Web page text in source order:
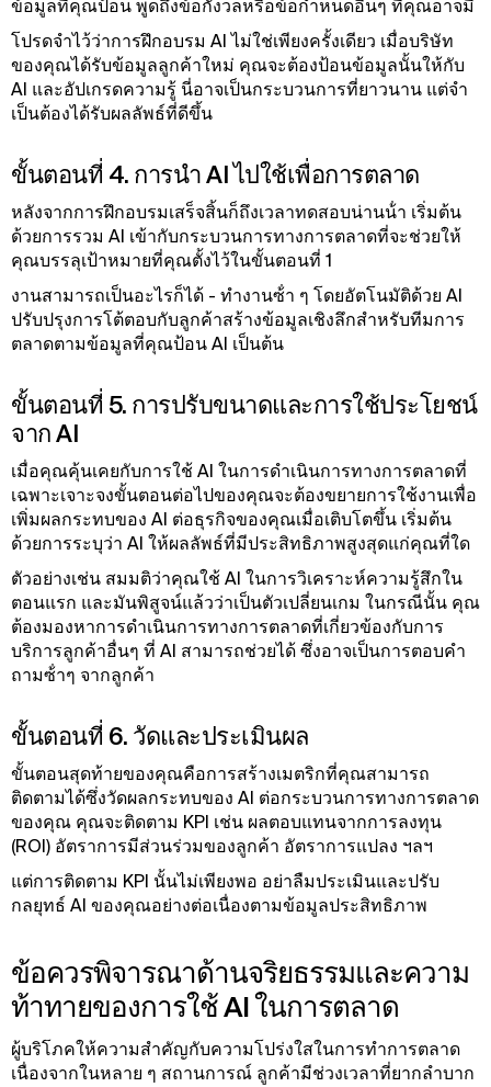
ข้อมูลที่คุณป้อน พูดถึงข้อกังวลหรือข้อกําหนดอื่นๆ ที่คุณอาจมี
โปรดจําไว้ว่าการฝึกอบรม AI ไม่ใช่เพียงครั้งเดียว เมื่อบริษัท
ของคุณได้รับข้อมูลลูกค้าใหม่ คุณจะต้องป้อนข้อมูลนั้นให้กับ
AI และอัปเกรดความรู้ นี่อาจเป็นกระบวนการที่ยาวนาน แต่จํา
เป็นต้องได้รับผลลัพธ์ที่ดีขึ้น
ขั้นตอนที่ 4. การนํา AI ไปใช้เพื่อการตลาด
หลังจากการฝึกอบรมเสร็จสิ้นก็ถึงเวลาทดสอบน่านน้ํา เริ่มต้น
ด้วยการรวม AI เข้ากับกระบวนการทางการตลาดที่จะช่วยให้
คุณบรรลุเป้าหมายที่คุณตั้งไว้ในขั้นตอนที่ 1
งานสามารถเป็นอะไรก็ได้ - ทํางานซ้ํา ๆ โดยอัตโนมัติด้วย AI
ปรับปรุงการโต้ตอบกับลูกค้าสร้างข้อมูลเชิงลึกสําหรับทีมการ
ตลาดตามข้อมูลที่คุณป้อน AI เป็นต้น
ขั้นตอนที่ 5. การปรับขนาดและการใช้ประโยชน์
จาก AI
เมื่อคุณคุ้นเคยกับการใช้ AI ในการดําเนินการทางการตลาดที่
เฉพาะเจาะจงขั้นตอนต่อไปของคุณจะต้องขยายการใช้งานเพื่อ
เพิ่มผลกระทบของ AI ต่อธุรกิจของคุณเมื่อเติบโตขึ้น เริ่มต้น
ด้วยการระบุว่า AI ให้ผลลัพธ์ที่มีประสิทธิภาพสูงสุดแก่คุณที่ใด
ตัวอย่างเช่น สมมติว่าคุณใช้ AI ในการวิเคราะห์ความรู้สึกใน
ตอนแรก และมันพิสูจน์แล้วว่าเป็นตัวเปลี่ยนเกม ในกรณีนั้น คุณ
ต้องมองหาการดําเนินการทางการตลาดที่เกี่ยวข้องกับการ
บริการลูกค้าอื่นๆ ที่ AI สามารถช่วยได้ ซึ่งอาจเป็นการตอบคํา
ถามซ้ําๆ จากลูกค้า
ขั้นตอนที่ 6. วัดและประเมินผล
ขั้นตอนสุดท้ายของคุณคือการสร้างเมตริกที่คุณสามารถ
ติดตามได้ซึ่งวัดผลกระทบของ AI ต่อกระบวนการทางการตลาด
ของคุณ คุณจะติดตาม KPI เช่น ผลตอบแทนจากการลงทุน
(ROI) อัตราการมีส่วนร่วมของลูกค้า อัตราการแปลง ฯลฯ
แต่การติดตาม KPI นั้นไม่เพียงพอ อย่าลืมประเมินและปรับ
กลยุทธ์ AI ของคุณอย่างต่อเนื่องตามข้อมูลประสิทธิภาพ
ข้อควรพิจารณาด้านจริยธรรมและความ
ท้าทายของการใช้ AI ในการตลาด
ผู้บริโภคให้ความสําคัญกับความโปร่งใสในการทําการตลาด
เนื่องจากในหลาย ๆ สถานการณ์ ลูกค้ามีช่วงเวลาที่ยากลําบาก